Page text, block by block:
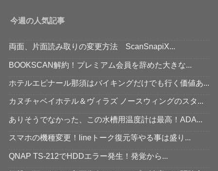
今週の人気記事
両面、片面読み取りの変更方法 ScanSnapiX...
BOOKSCAN解約！プレミアム会員を辞めた大きな...
ホテルエピナール那須はバイキングだけでも行く価値あ...
カヌチャベイホテル＆ヴィラズ ノースウィングのスタ...
ありそうでなかった、この水槽用温度計は最高！ADA...
スマホの機種変更！lineトーク復元等やる事は盛り...
QNAP TS-212でHDDエラー発生！発覚から...